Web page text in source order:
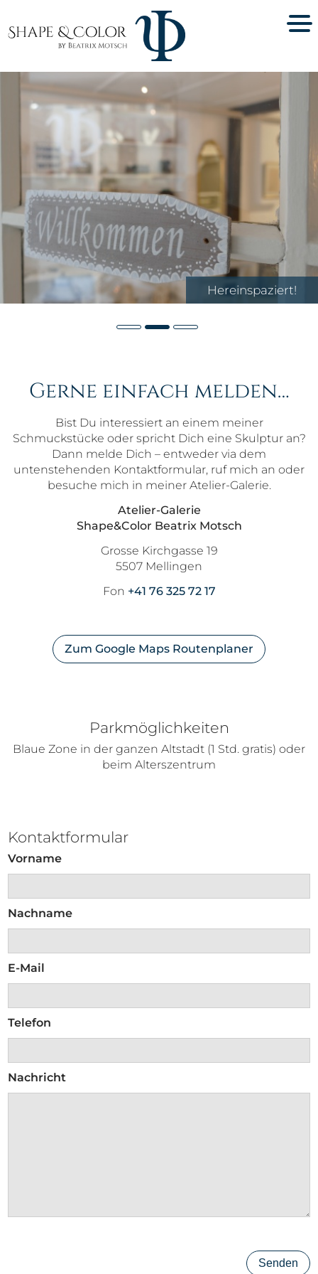
Schmuck und Skulpturen – in meiner Atelier-
Galerie findest Du eine vielfältige Auswahl
Hereinspaziert!
Gerne einfach melden…
Bist Du interessiert an einem meiner
Schmuckstücke oder spricht Dich eine Skulptur an?
Dann melde Dich – entweder via dem
untenstehenden Kontaktformular, ruf mich an oder
besuche mich in meiner Atelier-Galerie.
Atelier-Galerie
Shape&Color Beatrix Motsch
Grosse Kirchgasse 19
5507 Mellingen
Fon +41 76 325 72 17
Zum Google Maps Routenplaner
Parkmöglichkeiten
Blaue Zone in der ganzen Altstadt (1 Std. gratis) oder
beim Alterszentrum
Kontaktformular
Vorname
Nachname
E-Mail
Telefon
Nachricht
Senden